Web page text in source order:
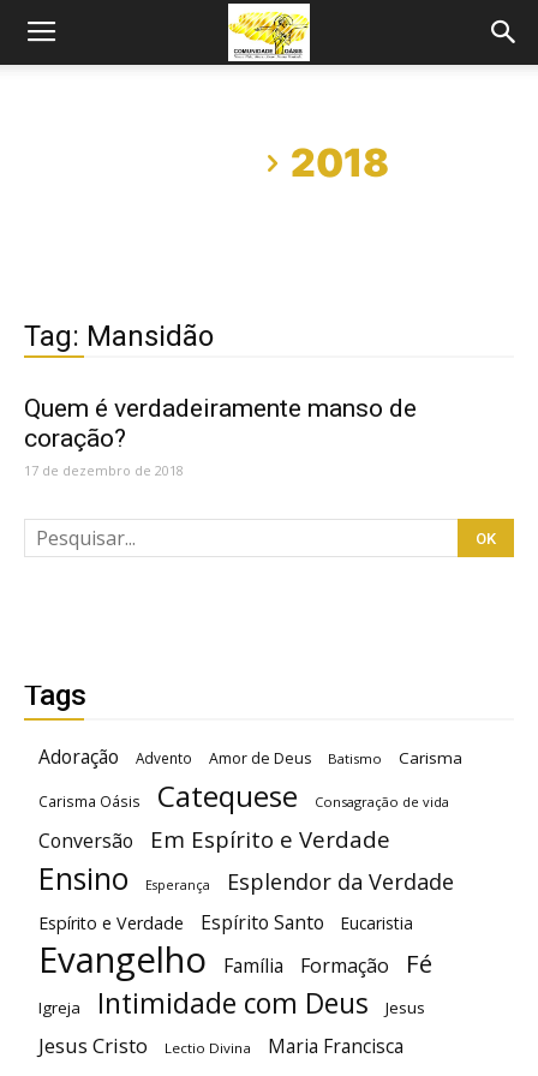
2018
Tag: Mansidão
Quem é verdadeiramente manso de
coração?
17 de dezembro de 2018
Tags
Adoração Advento Amor de Deus Batismo Carisma
Carisma Oásis Catequese Consagração de vida
Conversão Em Espírito e Verdade
Ensino Esperança Esplendor da Verdade
Espírito e Verdade Espírito Santo Eucaristia
Evangelho Família Formação Fé
Igreja Intimidade com Deus Jesus
Jesus Cristo Lectio Divina Maria Francisca